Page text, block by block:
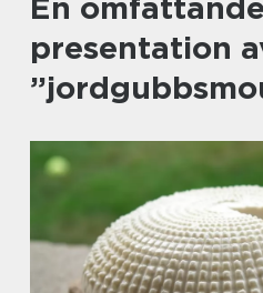
En omfattande
presentation